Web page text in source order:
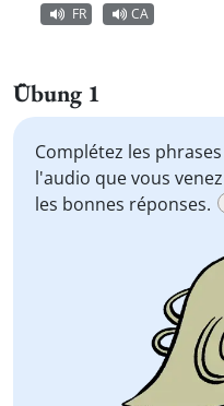
FR
CA
Übung 1
Complétez les
l'audio que vous
les bonnes réponses.